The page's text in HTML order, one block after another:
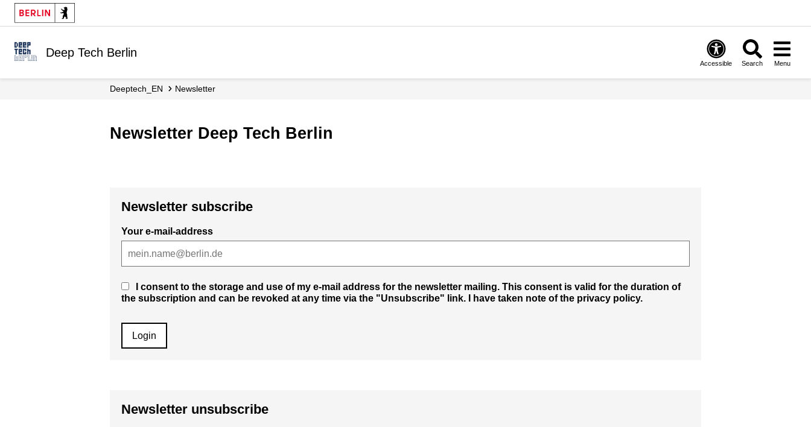
Deep Tech Berlin
Accessible Search Menu
Deeptech_EN Newsletter
Newsletter Deep Tech Berlin
Newsletter subscribe
Your e-mail-address
I consent to the storage and use of my e-mail address for the newsletter mailing. This consent is valid for the duration of
the subscription and can be revoked at any time via the "Unsubscribe" link. I have taken note of the privacy policy.
Newsletter unsubscribe